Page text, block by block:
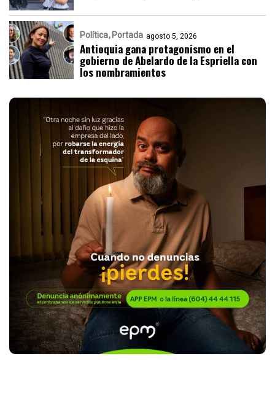
Política Portada agosto 5, 2026
Antioquia gana protagonismo en el
gobierno de Abelardo de la Espriella con
los nombramientos